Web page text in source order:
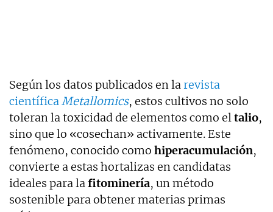
Según los datos publicados en larevista
científicaMetallomics, estos cultivos no solo
toleran la toxicidad de elementos como eltalio,
sino que lo «cosechan» activamente. Este
fenómeno, conocido como hiperacumulación,
convierte a estas hortalizas en candidatas
ideales para lafitominería, un método
sostenible para obtener materias primas